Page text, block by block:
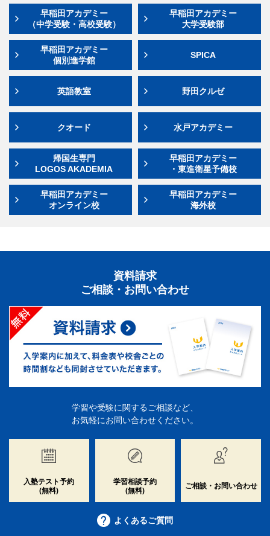
早稲田アカデミー
（中学受験・高校受験）
早稲田アカデミー
大学受験部
早稲田アカデミー
個別進学館
SPICA
英語教室 野田クルゼ
クオード 水戸アカデミー
帰国生専門
LOGOS AKADEMIA
早稲田アカデミー
・東進衛星予備校
早稲田アカデミー
オンライン校
早稲田アカデミー
海外校
資料請求
ご相談・お問い合わせ
学習や受験に関するご相談など、
お気軽にお問い合わせください。
入塾テスト予約
(無料)
学習相談予約
(無料)
ご相談・お問い合わせ
よくあるご質問